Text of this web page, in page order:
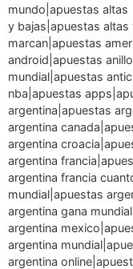
mundo|apuestas altas
y bajas|apuestas
marcan|apuestas
android|apuestas
mundial|apuestas
nba|apuestas
argentina|apuestas
argentina
argentina
argentina
argentina francia
mundial|apuestas
argentina gana
argentina
argentina
argentina